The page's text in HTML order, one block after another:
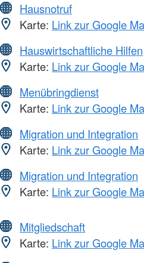
Hausnotruf
Karte: Link zur Google
Hauswirtschaftliche Hilfen
Karte: Link zur Google
Menübringdienst
Karte: Link zur Google
Migration und Integration
Karte: Link zur Google
Migration und Integration
Karte: Link zur Google
Mitgliedschaft
Karte: Link zur Google